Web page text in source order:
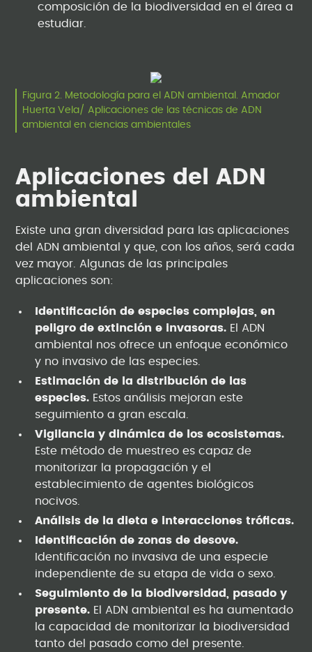
composición de la biodiversidad en el área a
estudiar.
Figura 2. Metodología para el ADN ambiental. Amador
Huerta Vela/ Aplicaciones de las técnicas de ADN
ambiental en ciencias ambientales
Aplicaciones del ADN
ambiental
Existe una gran diversidad para las aplicaciones
del ADN ambiental y que, con los años, será cada
vez mayor. Algunas de las principales
aplicaciones son:
Identificación de especies complejas, en
peligro de extinción e invasoras. El ADN
ambiental nos ofrece un enfoque económico
y no invasivo de las especies.
Estimación de la distribución de las
especies. Estos análisis mejoran este
seguimiento a gran escala.
Vigilancia y dinámica de los ecosistemas.
Este método de muestreo es capaz de
monitorizar la propagación y el
establecimiento de agentes biológicos
nocivos.
Análisis de la dieta e interacciones tróficas.
Identificación de zonas de desove.
Identificación no invasiva de una especie
independiente de su etapa de vida o sexo.
Seguimiento de la biodiversidad, pasado y
presente. El ADN ambiental es ha aumentado
la capacidad de monitorizar la biodiversidad
tanto del pasado como del presente.